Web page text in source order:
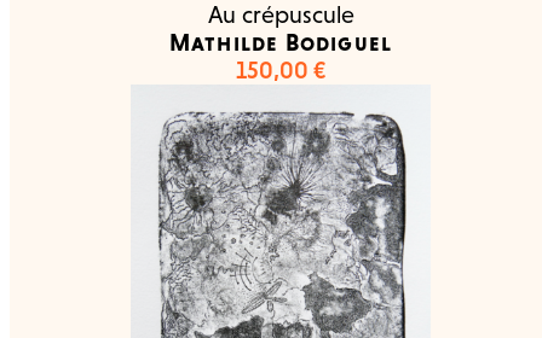
Au crépuscule
Mathilde Bodiguel
150,00 €